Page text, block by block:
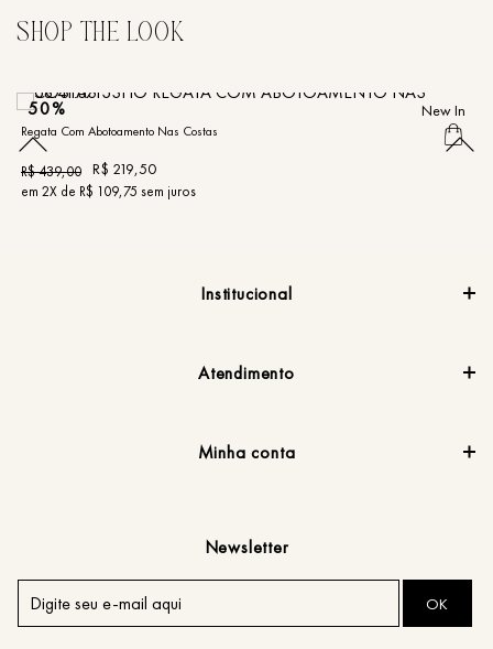
New In
50%
Regata Com Abotoamento Nas Costas
R$439,00 R$ 219,50
em 2X de R$ 109,75 sem juros
Institucional
Atendimento
Minha conta
Newsletter
OK